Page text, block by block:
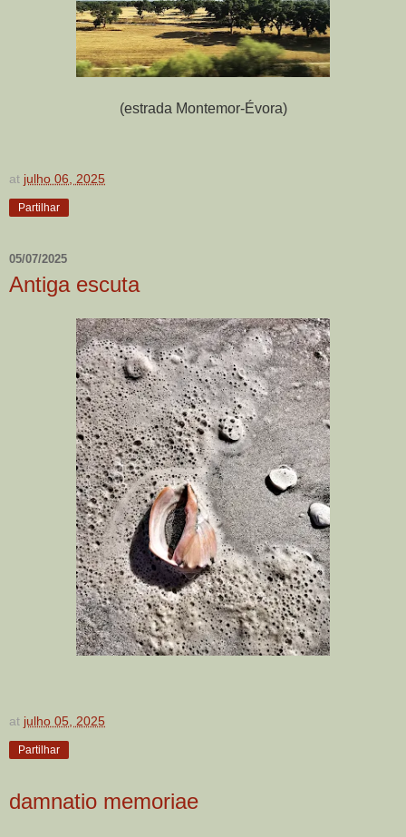
(estrada Montemor-Évora)
at julho 06, 2025
Partilhar
05/07/2025
Antiga escuta
at julho 05, 2025
Partilhar
damnatio memoriae